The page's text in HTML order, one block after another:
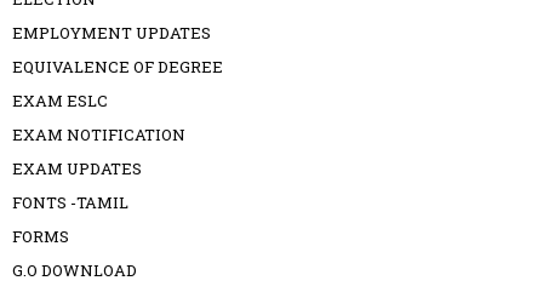
EMPLOYMENT UPDATES
EQUIVALENCE OF DEGREE
EXAM ESLC
EXAM NOTIFICATION
EXAM UPDATES
FONTS -TAMIL
FORMS
G.O DOWNLOAD